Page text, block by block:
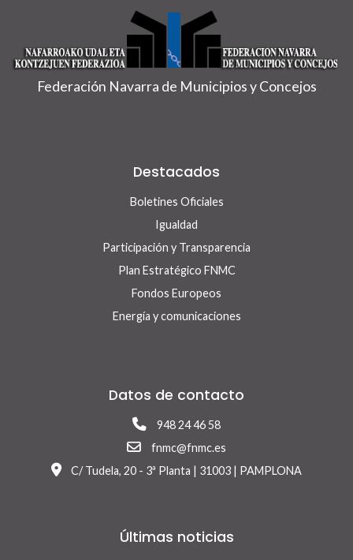
Federación Navarra de Municipios y Concejos
Destacados
Boletines Oficiales
Igualdad
Participación y Transparencia
Plan Estratégico FNMC
Fondos Europeos
Energía y comunicaciones
Datos de contacto
948 24 46 58
fnmc@fnmc.es
C/ Tudela, 20 - 3ª Planta | 31003 | PAMPLONA
Últimas noticias